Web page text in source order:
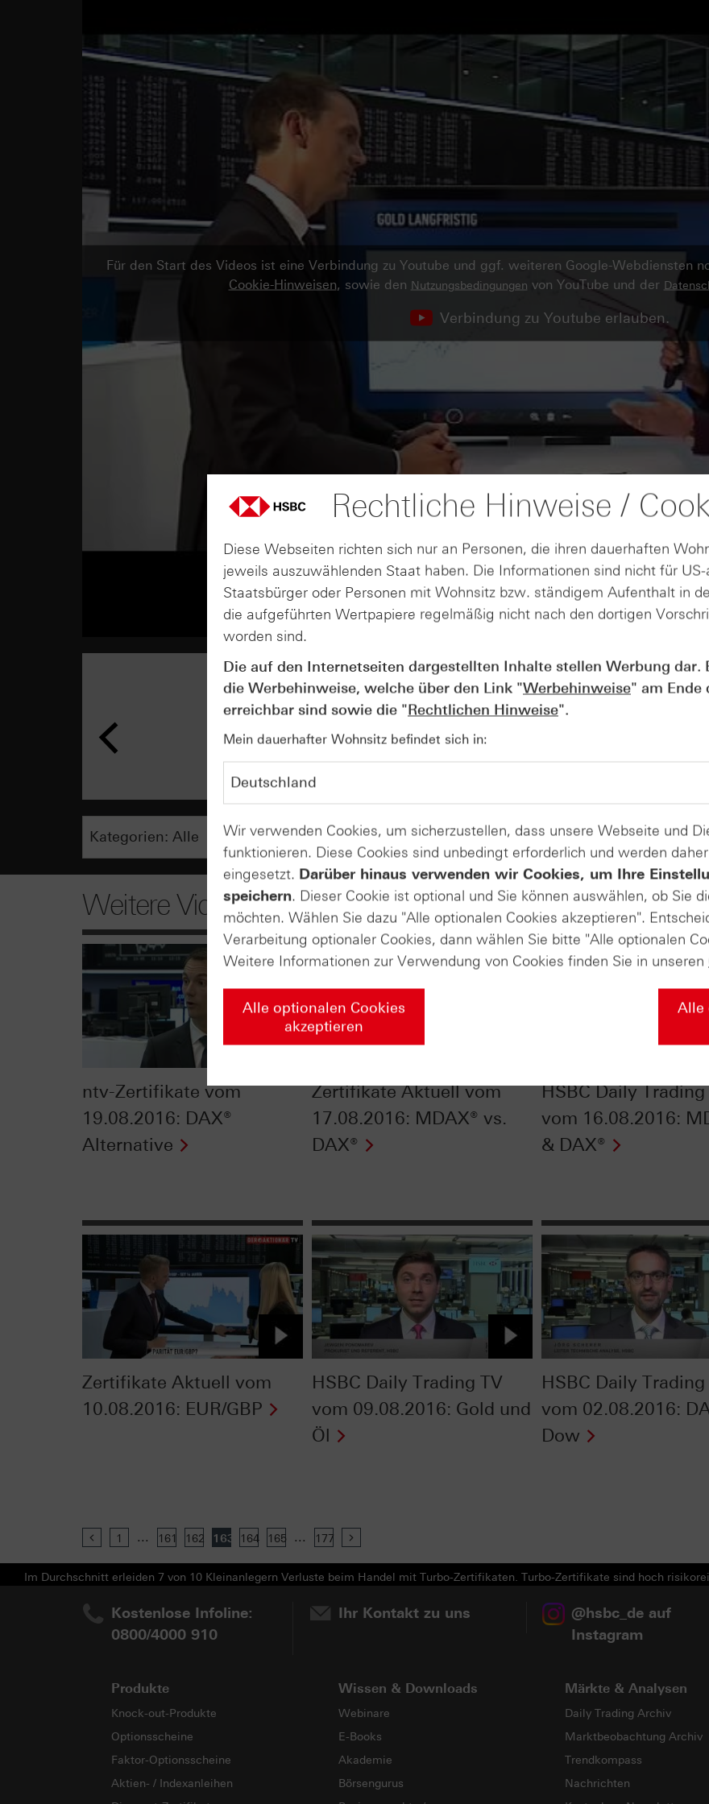
Für den Start des Videos ist eine Verbindung zu Youtube und ggf. weiteren Google-Webdiensten
Cookie-Hinweisen, sowie den Nutzungsbedingungen von YouTube und der
Verbindung zu Youtube erlauben.
AUGUST
07
Wie lange bleibt der DAX® in
Rekordlaune? - ntv Zertifikate
07.08.26
Weitere Videos
ntv-Zertifikate vom
19.08.2016: DAX®
Alternative
Zertifikate Aktuell vom
17.08.2016: MDAX® vs.
DAX®
HSBC Daily Trading
vom 16.08.2016:
& DAX®
Zertifikate Aktuell vom
10.08.2016: EUR/GBP
HSBC Daily Trading TV
vom 09.08.2016: Gold und
Öl
HSBC Daily Trading
vom 02.08.2016:
Dow
Previous
1 ... 161 162 163 164 165 ... 177
Im Durchschnitt erleiden 7 von 10 Kleinanlegern Verluste beim Handel mit Turbo-Zertifikaten. Turbo-Zertifikate sind hoch
Kostenlose Infoline:
0800/4000 910
Ihr Kontakt zu uns
@hsbc_de auf
Instagram
Produkte
Knock-out-Produkte
Optionsscheine
Faktor-Optionsscheine
Aktien- / Indexanleihen
Wissen & Downloads
Webinare
E-Books
Akademie
Börsengurus
Märkte & Analysen
Daily Trading Archiv
Marktbeobachtung Archiv
Trendkompass
Nachrichten
Rechtliche Hinweise /
Diese Webseiten richten sich nur an Personen, die ihren dauerhaften
jeweils auszuwählenden Staat haben. Die Informationen sind nicht für
Staatsbürger oder Personen mit Wohnsitz bzw. ständigem Aufenthalt in
die aufgeführten Wertpapiere regelmäßig nicht nach den dortigen
worden sind.
Die auf den Internetseiten dargestellten Inhalte stellen Werbung dar.
die Werbehinweise, welche über den Link "Werbehinweise" am Ende
erreichbar sind sowie die "Rechtlichen Hinweise".
Mein dauerhafter Wohnsitz befindet sich in:
Wir verwenden Cookies, um sicherzustellen, dass unsere Webseite und
funktionieren. Diese Cookies sind unbedingt erforderlich und werden
eingesetzt. Darüber hinaus verwenden wir Cookies, um Ihre
speichern. Dieser Cookie ist optional und Sie können auswählen, ob Sie
möchten. Wählen Sie dazu "Alle optionalen Cookies akzeptieren".
Verarbeitung optionaler Cookies, dann wählen Sie bitte "Alle optionalen
Weitere Informationen zur Verwendung von Cookies finden Sie in unseren
Alle optionalen Cookies
akzeptieren
Alle